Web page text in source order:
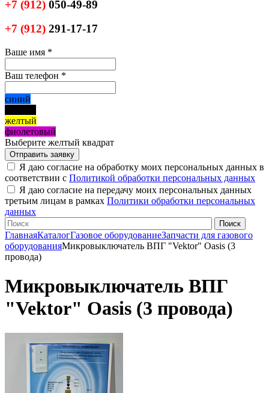
+7 (912) 050-49-89
+7 (912) 291-17-17
Ваше имя *
Ваш телефон *
синий
желтый
фиолетовый
Выберите желтый квадрат
Я даю согласие на обработку моих персональных данных в
соответствии с Политикой обработки персональных данных
Я даю согласие на передачу моих персональных данных
третьим лицам в рамках Политики обработки персональных
данных
ГлавнаяКаталогГазовое оборудованиеЗапчасти для газового
оборудованияМикровыключатель ВПГ "Vektor" Oasis (3
провода)
Микровыключатель ВПГ
"Vektor" Oasis (3 провода)